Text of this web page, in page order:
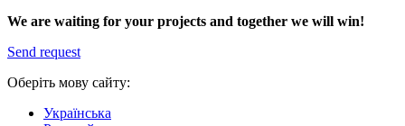
We are waiting for your projects and together we will win!
Send request
Оберіть мову сайту:
Українська